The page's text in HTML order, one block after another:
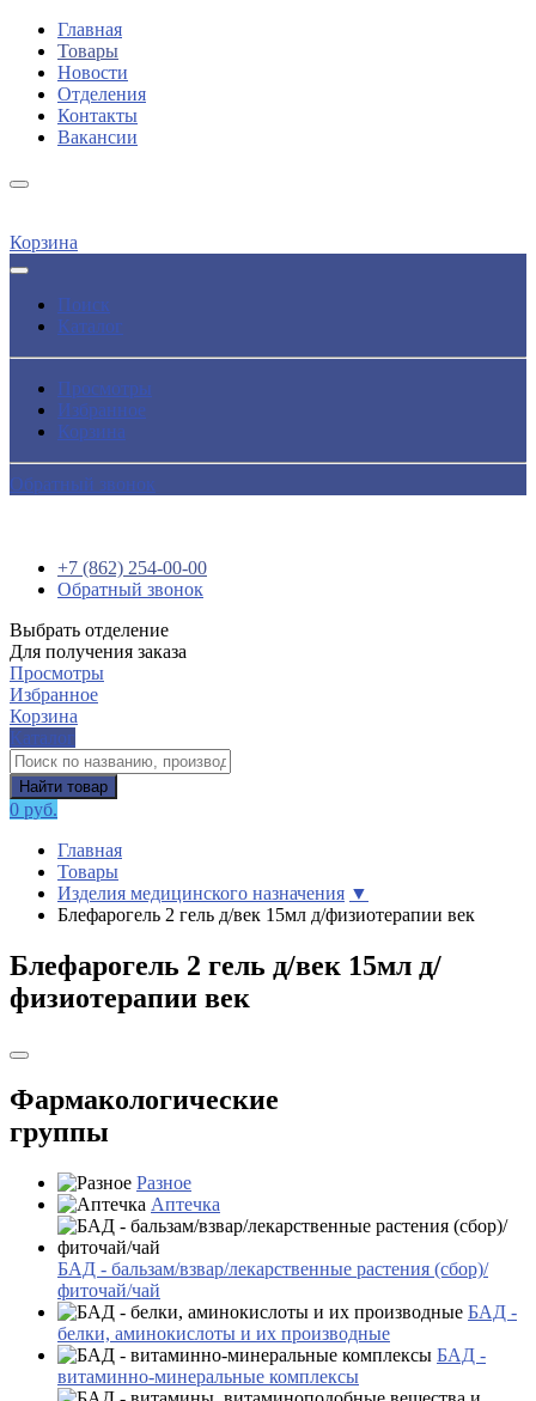
Главная
Товары
Новости
Отделения
Контакты
Вакансии
Корзина
Поиск
Каталог
Просмотры
Избранное
Корзина
Обратный звонок
+7 (862) 254-00-00
Обратный звонок
Выбрать отделение
Для получения заказа
Просмотры
Избранное
Корзина
Каталог
Найти товар
0 руб.
Главная
Товары
Изделия медицинского назначения ▼
Блефарогель 2 гель д/век 15мл д/физиотерапии век
Блефарогель 2 гель д/век 15мл д/
физиотерапии век
Фармакологические
группы
Разное
Аптечка
БАД - бальзам/взвар/лекарственные растения (сбор)/
фиточай/чай
БАД -
белки, аминокислоты и их производные
БАД -
витаминно-минеральные комплексы